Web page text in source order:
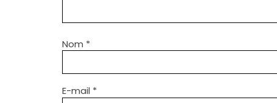
Nom *
E-mail *